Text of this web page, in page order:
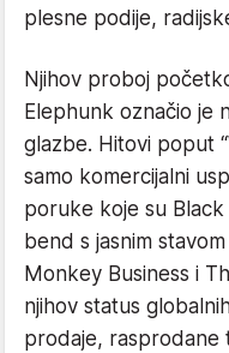
plesne podije,
Njihov proboj
Elephunk označio je
glazbe. Hitovi poput
samo komercijalni
poruke koje su
bend s jasnim
Monkey Business i
njihov status
prodaje, rasprodane